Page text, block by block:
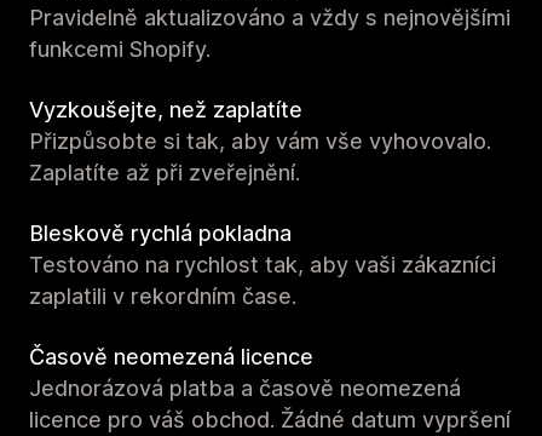
Pravidelně aktualizováno a vždy s nejnovějšími
funkcemi Shopify.
Vyzkoušejte, než zaplatíte
Přizpůsobte si tak, aby vám vše vyhovovalo.
Zaplatíte až při zveřejnění.
Bleskově rychlá pokladna
Testováno na rychlost tak, aby vaši zákazníci
zaplatili v rekordním čase.
Časově neomezená licence
Jednorázová platba a časově neomezená
licence pro váš obchod. Žádné datum vypršení